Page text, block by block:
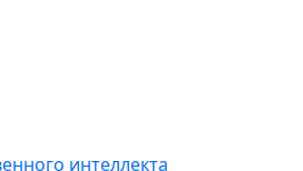
интеллекта